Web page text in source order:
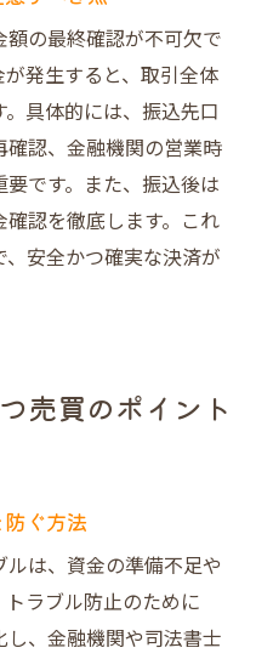
の最終確認が不可欠で
発生すると、取引全体
具体的には、振込先口
認、金融機関の営業時
です。また、振込後は
認を徹底します。これ
安全かつ確実な決済が
売買のポイント
ぐ方法
は、資金の準備不足や
ラブル防止のために
、金融機関や司法書士